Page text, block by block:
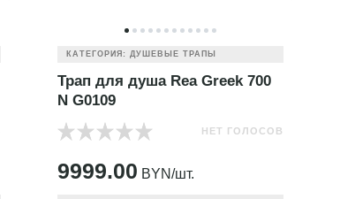
КАТЕГОРИЯ: ДУШЕВЫЕ ТРАПЫ
Трап для душа Rea Greek 700
N G0109
НЕТ ГОЛОСОВ
9999.00 BYN/шт.